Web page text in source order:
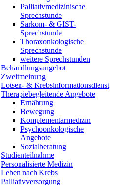
Palliativmedizinische
Sprechstunde
Sarkom- & GIST-
Sprechstunde
Thoraxonkologische
Sprechstunde
weitere Sprechstunden
Behandlungsangebot
Zweitmeinung
Lotsen- & Krebsinformationsdienst
Therapiebegleitende Angebote
Ernährung
Bewegung
Komplementärmedizin
Psychoonkologische
Angebote
Sozialberatung
Studienteilnahme
Personalisierte Medizin
Leben nach Krebs
Palliativversorgung